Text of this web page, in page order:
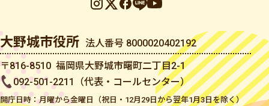
大野城市役所 法人番号 8000020402192
〒816-8510 福岡県大野城市曙町二丁目2-1
092-501-2211（代表・コールセンター）
開庁日時：月曜から金曜日（祝日・12月29日から翌年1月3日を除く）